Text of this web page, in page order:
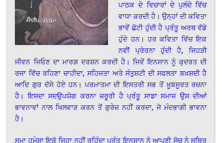
ਪਾਠਕ ਦੇ ਵਿਚਾਰਾਂ ਦੇ ਪੁਲੰਦੇ ਵਿੱਚ
ਵਾਧਾ ਕਰਦੀ ਹੈ। ਉਨ੍ਹਾਂ ਦੀ ਕਵਿਤਾ
ਭਾਵੇਂ ਛੋਟੀ ਹੁੰਦੀ ਹੈ ਪ੍ਰੰਤੂ ਅਰਥ ਵੱਡੇ
ਹੁੰਦੇ ਹਨ। ਹਰ ਕਵਿਤਾ ਵਿੱਚ ਇਕ
ਨਵੀਂ ਪ੍ਰੇਰਨਾ ਹੁੰਦੀ ਹੈ, ਜਿਹੜੀ
ਜੀਵਨ ਜਿਓਣ ਦਾ ਮਾਰਗ ਦਰਸ਼ਨ ਕਰਦੀ ਹੈ। ਜਿਵੇਂ ਇਨਸਾਨ ਨੂੰ ਕੁਦਰਤ ਦੀ
ਰਜਾ ਵਿੱਚ ਰਹਿਣਾ ਚਾਹੀਦਾ, ਸਹਿਜਤਾ ਅਤੇ ਸੰਤੁਸ਼ਟੀ ਦੀ ਸਫਲਤਾ ਬਖ਼ਸ਼ਦੀ ਹੈ
ਆਦਿ ਗੁਰ ਦੱਸੇ ਹੋਏ ਹਨ। ਪਰਮਾਤਮਾ ਦੀ ਇਸਤਰੀ ਸਭ ਤੋਂ ਖ਼ੂਬਸੂਰਤ ਰਚਨਾ
ਹੈ। ਇਸਦਾ ਸਦਉਪਯੋਗ ਕਰਨਾ ਜ਼ਰੂਰੀ ਹੈ ਪ੍ਰੰਤੂ ਸਾਡਾ ਸਮਾਜ ਉਸ ਦੀਆਂ
ਭਾਵਨਾਵਾਂ ਨਾਲ ਖਿਲਵਾੜ ਕਰਨ ਤੋਂ ਗੁਰੇਜ਼ ਨਹੀਂ ਕਰਦਾ, ਜੋ ਮੰਦਭਾਗੀ ਭਾਵਨਾ
ਹੈ।
ਸਮਾ ਹਮੇਸ਼ਾ ਇਕੋ ਜਿਹਾ ਨਹੀਂ ਰਹਿੰਦਾ ਪ੍ਰੰਤੂ ਇਨਸਾਨ ਨੂੰ ਆਪਣੀ ਸੋਚ ਨੂੰ ਸਥਿਰ